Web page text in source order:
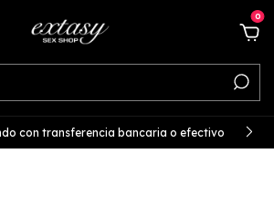
0
con transferencia bancaria o efectivo